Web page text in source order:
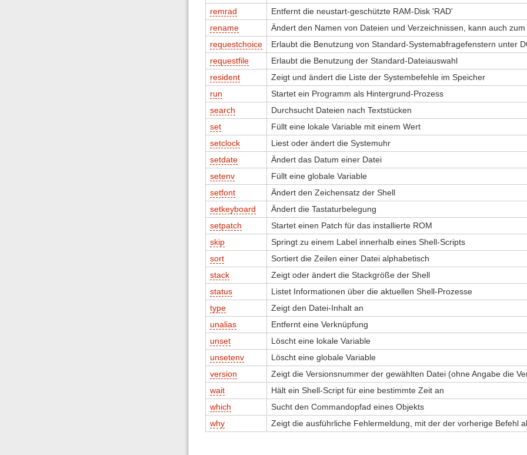
remrad
Entfernt die neustart-geschützte RAM-Disk 'RAD'
rename
Ändert den Namen von Dateien und Verzeichnissen, kann auch
requestchoice
Erlaubt die Benutzung von Standard-Systemabfragefenstern unter
requestfile
Erlaubt die Benutzung der Standard-Dateiauswahl
resident
Zeigt und ändert die Liste der Systembefehle im Speicher
run
Startet ein Programm als Hintergrund-Prozess
search
Durchsucht Dateien nach Textstücken
set
Füllt eine lokale Variable mit einem Wert
setclock
Liest oder ändert die Systemuhr
setdate
Ändert das Datum einer Datei
setenv
Füllt eine globale Variable
setfont
Ändert den Zeichensatz der Shell
setkeyboard
Ändert die Tastaturbelegung
setpatch
Startet einen Patch für das installierte ROM
skip
Springt zu einem Label innerhalb eines Shell-Scripts
sort
Sortiert die Zeilen einer Datei alphabetisch
stack
Zeigt oder ändert die Stackgröße der Shell
status
Listet Informationen über die aktuellen Shell-Prozesse
type
Zeigt den Datei-Inhalt an
unalias
Entfernt eine Verknüpfung
unset
Löscht eine lokale Variable
unsetenv
Löscht eine globale Variable
version
Zeigt die Versionsnummer der gewählten Datei (ohne Angabe die
wait
Hält ein Shell-Script für eine bestimmte Zeit an
which
Sucht den Commandopfad eines Objekts
why
Zeigt die ausführliche Fehlermeldung, mit der der vorherige Befehl